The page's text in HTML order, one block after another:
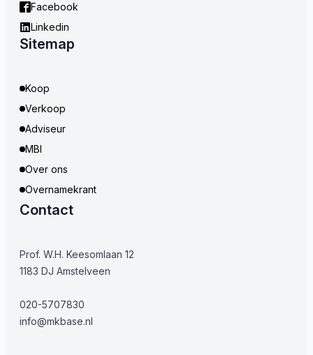
Facebook
Linkedin
Sitemap
Koop
Verkoop
Adviseur
MBI
Over ons
Overnamekrant
Contact
Prof. W.H. Keesomlaan 12
1183 DJ Amstelveen
020-5707830
info@mkbase.nl